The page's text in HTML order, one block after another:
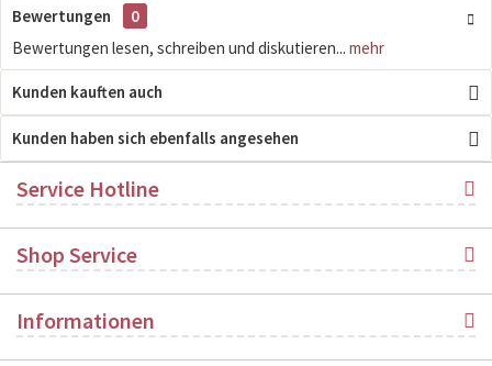
Bewertungen
0
Bewertungen lesen, schreiben und diskutieren... mehr
Kunden kauften auch
Kunden haben sich ebenfalls angesehen
Service Hotline
Shop Service
Informationen